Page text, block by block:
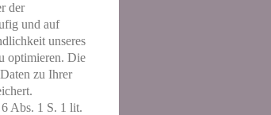
der
und auf
unseres
optimieren. Die
zu Ihrer
Abs. 1 S. 1 lit.